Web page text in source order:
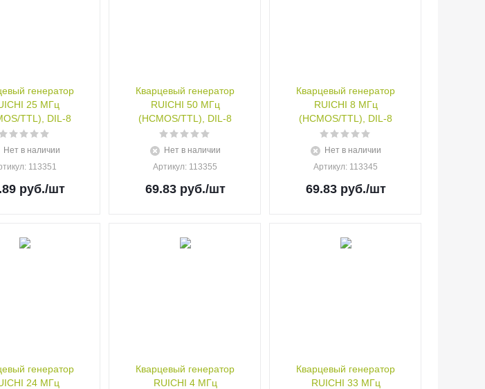
генератор
25 МГц
TTL), DIL-8
Нет в наличии
: 113351
руб./шт
Кварцевый генератор
RUICHI 50 МГц
(HCMOS/TTL), DIL-8
Нет в наличии
Артикул: 113355
69.83руб./шт
Кварцевый генератор
RUICHI 8 МГц
(HCMOS/TTL), DIL-8
Нет в наличии
Артикул: 113345
69.83руб./шт
генератор
24 МГц
Кварцевый генератор
RUICHI 4 МГц
Кварцевый генератор
RUICHI 33 МГц